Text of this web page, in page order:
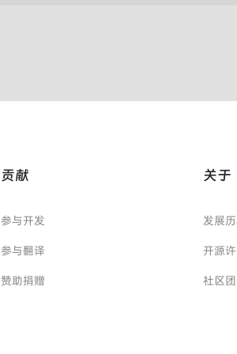
贡献
参与开发
参与翻译
赞助捐赠
关于
发展
开源
社区